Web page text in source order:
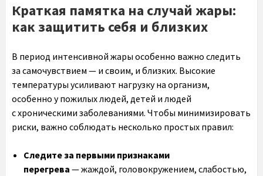
Краткая памятка на случай жары:
как защитить себя и близких
В период интенсивной жары особенно важно следить
за самочувствием — и своим, и близких. Высокие
температуры усиливают нагрузку на организм,
особенно у пожилых людей, детей и людей
с хроническими заболеваниями. Чтобы минимизировать
риски, важно соблюдать несколько простых правил:
Следите за первыми признаками
перегрева — жаждой, головокружением, слабостью,